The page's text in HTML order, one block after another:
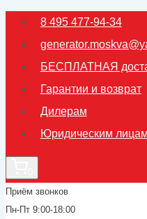
Перейти
содержимому
8 495 477-94-34
БЕСПЛАТНАЯ
Гарантии и возврат
Дилерам
Юридическим лицам
Приём звонков
Пн-Пт 9:00-18:00